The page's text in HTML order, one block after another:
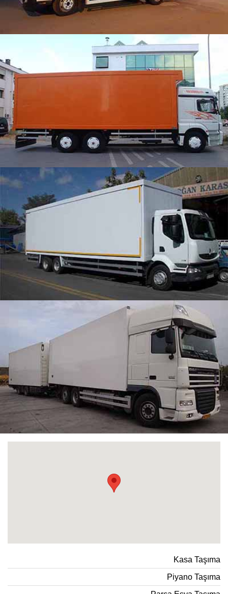
Kasa Taşıma
Piyano Taşıma